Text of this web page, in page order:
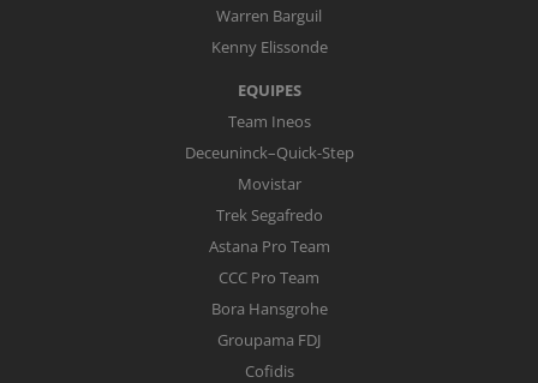
Warren Barguil
Kenny Elissonde
EQUIPES
Team Ineos
Deceuninck–Quick-Step
Movistar
Trek Segafredo
Astana Pro Team
CCC Pro Team
Bora Hansgrohe
Groupama FDJ
Cofidis